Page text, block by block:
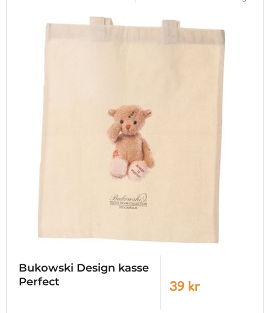
Bukowski Design kasse
Perfect
39 kr